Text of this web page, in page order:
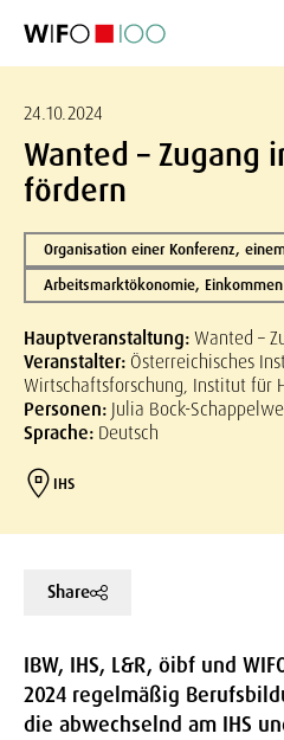
24.10.2024
Wanted – Zugang
fördern
Organisation einer Konferenz,
Arbeitsmarktökonomie,
Hauptveranstaltung:Wanted –
Veranstalter: Österreichisches
Wirtschaftsforschung, Institut für
Personen: Julia Bock-
Sprache: Deutsch
IHS
Share
IBW, IHS, L&R, öibf und
2024 regelmäßig
die abwechselnd am IHS